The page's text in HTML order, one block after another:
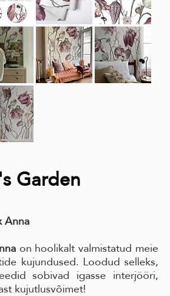
Garden
Anna
on hoolikalt valmistatud meie
kujundused. Loodud selleks,
sobivad igasse interjööri,
kujutlusvõimet!